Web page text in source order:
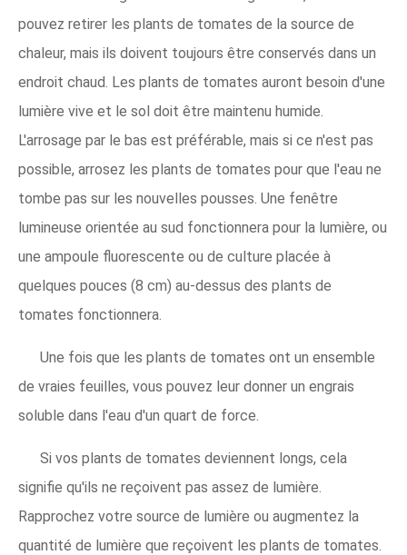
pouvez retirer les plants de tomates de la source de
chaleur, mais ils doivent toujours être conservés dans un
endroit chaud. Les plants de tomates auront besoin d'une
lumière vive et le sol doit être maintenu humide.
L'arrosage par le bas est préférable, mais si ce n'est pas
possible, arrosez les plants de tomates pour que l'eau ne
tombe pas sur les nouvelles pousses. Une fenêtre
lumineuse orientée au sud fonctionnera pour la lumière, ou
une ampoule fluorescente ou de culture placée à
quelques pouces (8 cm) au-dessus des plants de
tomates fonctionnera.
Une fois que les plants de tomates ont un ensemble
de vraies feuilles, vous pouvez leur donner un engrais
soluble dans l'eau d'un quart de force.
Si vos plants de tomates deviennent longs, cela
signifie qu'ils ne reçoivent pas assez de lumière.
Rapprochez votre source de lumière ou augmentez la
quantité de lumière que reçoivent les plants de tomates.